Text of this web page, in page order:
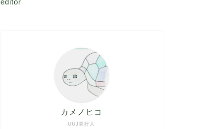
editor
UUJ発行人
カメノヒコ